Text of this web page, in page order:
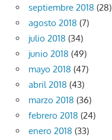
septiembre 2018 (28)
agosto 2018 (7)
julio 2018 (34)
junio 2018 (49)
mayo 2018 (47)
abril 2018 (43)
marzo 2018 (36)
febrero 2018 (24)
enero 2018 (33)